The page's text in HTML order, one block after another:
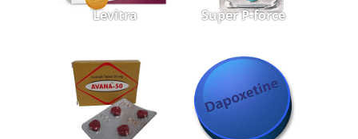
Levitra Super P-force